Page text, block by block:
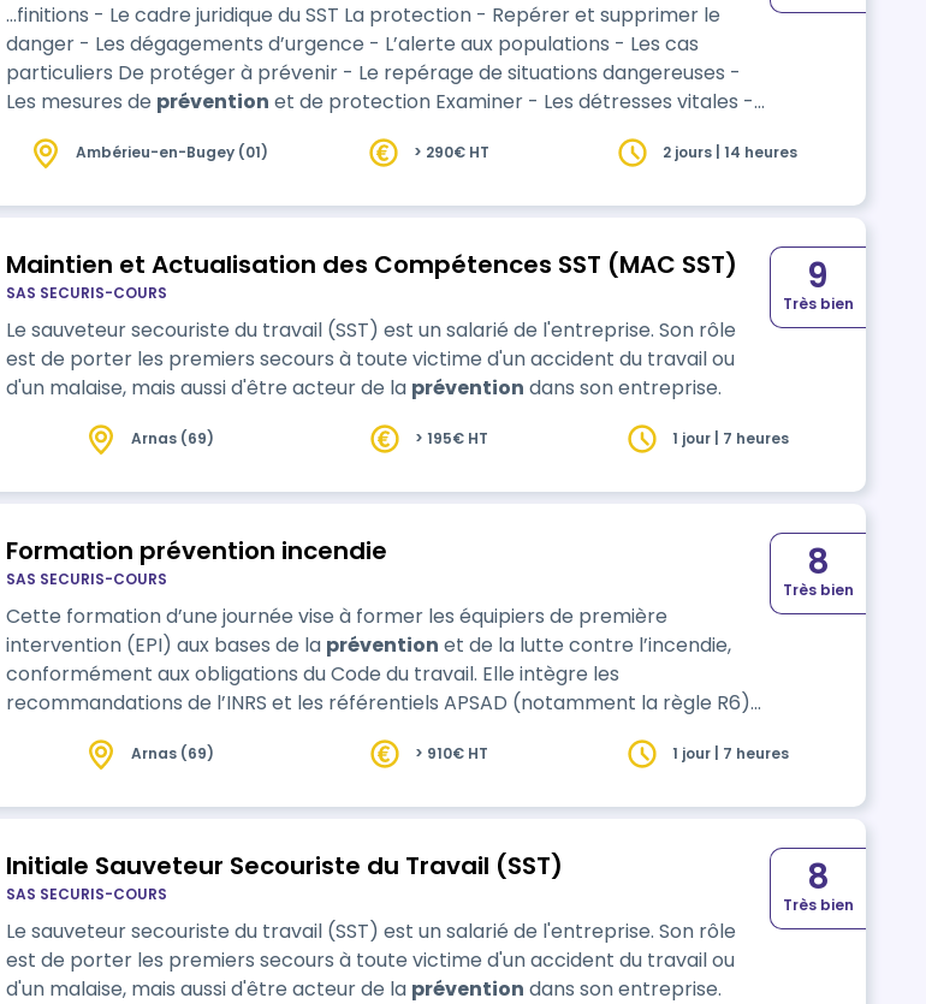
…finitions - Le cadre juridique du SST La protection - Repérer et supprimer le
danger - Les dégagements d’urgence - L’alerte aux populations - Les cas
particuliers De protéger à prévenir - Le repérage de situations dangereuses -
Les mesures de prévention et de protection Examiner - Les détresses vitales -
numéros d’urgence - Les messages d’alerte De faire alerter à informer - Les
Ambérieu-en-Bugey (01) > 290€ HT 2 jours | 14 heures
Maintien et Actualisation des Compétences SST (MAC SST)
SAS SECURIS-COURS
Le sauveteur secouriste du travail (SST) est un salarié de l'entreprise. Son rôle
est de porter les premiers secours à toute victime d'un accident du travail ou
d'un malaise, mais aussi d'être acteur de la prévention dans son entreprise.
9
Très bien
Arnas (69) > 195€ HT 1 jour | 7 heures
Formation prévention incendie
SAS SECURIS-COURS
Cette formation d’une journée vise à former les équipiers de première
intervention (EPI) aux bases de la prévention et de la lutte contre l’incendie,
conformément aux obligations du Code du travail. Elle intègre les
recommandations de l’INRS et les référentiels APSAD (notamment la règle R6)
8
Très bien
Arnas (69) > 910€ HT 1 jour | 7 heures
Initiale Sauveteur Secouriste du Travail (SST)
SAS SECURIS-COURS
Le sauveteur secouriste du travail (SST) est un salarié de l'entreprise. Son rôle
est de porter les premiers secours à toute victime d'un accident du travail ou
d'un malaise, mais aussi d'être acteur de la prévention dans son entreprise.
8
Très bien